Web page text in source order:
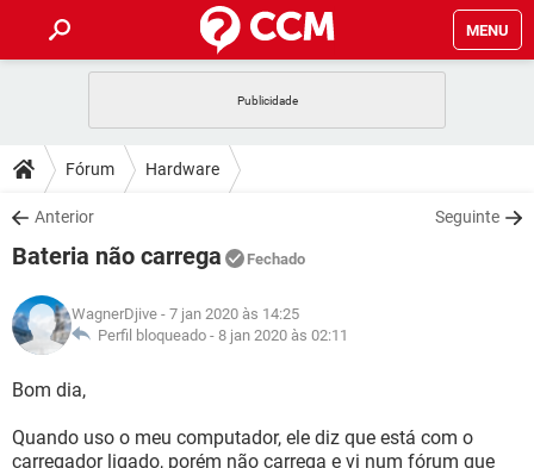
MENU
CELULAR
OUTLOOK
INSTAGRAM GMAIL
GUIA DE COMPRAS
DICAS
JOGOS
INSTAGRAM GMAIL
GUIA DE COMPRAS
DOWNLOADS
JOGOS WHATSAPP
CELULAR
OUTLOOK EXCEL
INSTAGRAM
JOGOS WHATSAPP
CELULAR
OUTLOOK
INSTAGRAM GMAIL
GLOSSÁRIO
JOGOS
OUTLOOK EXCEL
Fórum Hardware
Anterior Seguinte
Bateria não carrega Fechado
WagnerDjive - 7 jan 2020 às 14:25
Perfil bloqueado - 8 jan 2020 às 02:11
Bom dia,
Quando uso o meu computador, ele diz que está com o
carregador ligado, porém não carrega e vi num fórum que